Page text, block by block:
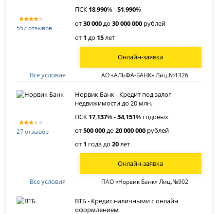
557 отзывов
ПСК 18,990% -51,990%
от30 000до30 000 000 рублей
от 1 до 15 лет
Все условия АО «АЛЬФА-БАНК» Лиц.№1326
Онлайн-заявка
27 отзывов
Норвик Банк - Кредит под залог
недвижимости до 20 млн.
ПСК 17,137% -34,151% годовых
от500 000до20 000 000 рублей
от 1 года до20лет
Все условия ПАО «Норвик Банк» Лиц.№902
Онлайн-заявка
ВТБ - Кредит наличными с онлайн
оформлением